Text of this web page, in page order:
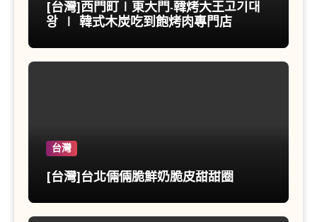
[台灣]西門町∣東大門-韓烤大王고기대
왕 ∣ 韓式木炭吃到飽烤肉專門店
台灣
[台灣]台北倆倆脆鮮奶脆皮甜甜圈